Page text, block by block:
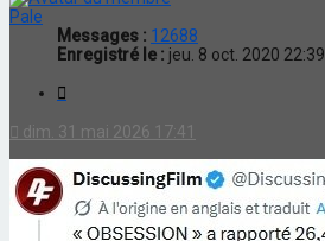
Pale
Messages : 12688
Enregistré le : jeu. 8 oct. 2020 22:39
dim. 31 mai 2026 17:41